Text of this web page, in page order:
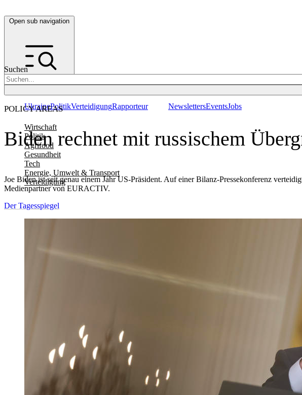
Open sub navigation
Suchen
POLICY AREAS
Wirtschaft
Politik
Agrifood
Gesundheit
Tech
Energie, Umwelt & Transport
Verteidigung
UkrainePolitikVerteidigungRapporteur NewslettersEventsJobs
Biden rechnet mit russischem
Joe Biden ist seit genau einem Jahr US-Präsident. Auf einer Bilanz-Pressekonferenz
Medienpartner von EURACTIV.
Der Tagesspiegel